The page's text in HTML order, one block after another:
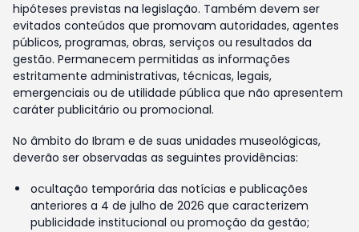
hipóteses previstas na legislação. Também devem ser
evitados conteúdos que promovam autoridades, agentes
públicos, programas, obras, serviços ou resultados da
gestão. Permanecem permitidas as informações
estritamente administrativas, técnicas, legais,
emergenciais ou de utilidade pública que não apresentem
caráter publicitário ou promocional.
No âmbito do Ibram e de suas unidades museológicas,
deverão ser observadas as seguintes providências:
ocultação temporária das notícias e publicações
anteriores a 4 de julho de 2026 que caracterizem
publicidade institucional ou promoção da gestão;